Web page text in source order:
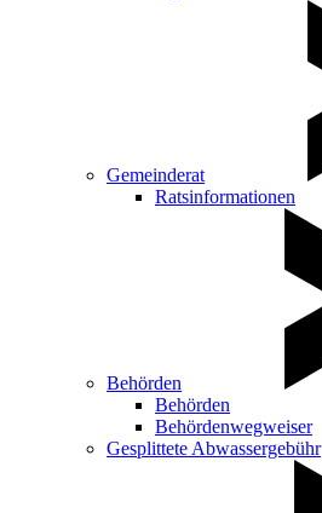
Gemeinderat
Ratsinformationen
Behörden
Behörden
Behördenwegweiser
Gesplittete Abwassergebühr